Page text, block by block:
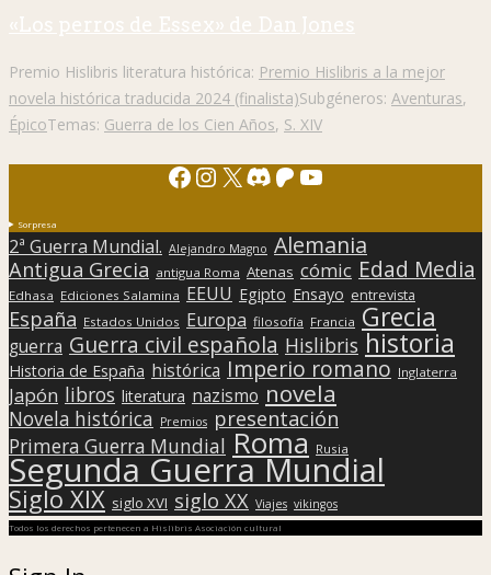
«Los perros de Essex» de Dan Jones
Premio Hislibris literatura histórica: Premio Hislibris a la mejor
novela histórica traducida 2024 (finalista)Subgéneros: Aventuras,
ÉpicoTemas: Guerra de los Cien Años, S. XIV
Facebook
Instagram
X Discord
Patreon
YouTube
Sorpresa
2ª Guerra Mundial. Alejandro Magno Alemania
Antigua Grecia antigua Roma Atenas cómic Edad Media
Edhasa Ediciones Salamina EEUU Egipto Ensayo entrevista
España Estados Unidos Europa filosofía Francia Grecia
guerra Guerra civil española Hislibris historia
Historia de España histórica Imperio romano Inglaterra
Japón libros literatura nazismo novela
Novela histórica Premios presentación
Primera Guerra Mundial Roma Rusia
Segunda Guerra Mundial
Siglo XIX siglo XVI siglo XX Viajes vikingos
Todos los derechos pertenecen a Hislibris Asociación cultural